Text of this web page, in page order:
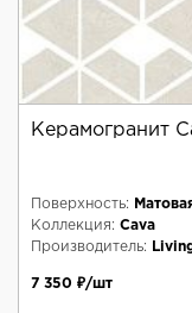
Керамогранит
Поверхность:
Коллекция: Cava
Производитель:
7 350 ₽/шт